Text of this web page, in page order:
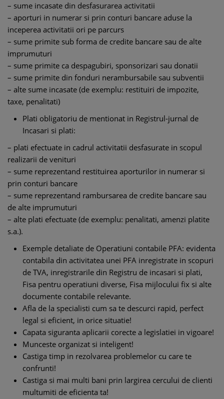
– sume incasate din desfasurarea activitatii
– aporturi in numerar si prin conturi bancare aduse la
inceperea activitatii ori pe parcurs
– sume primite sub forma de credite bancare sau de alte
imprumuturi
– sume primite ca despagubiri, sponsorizari sau donatii
– sume primite din fonduri nerambursabile sau subventii
– alte sume incasate (de exemplu: restituiri de impozite,
taxe, penalitati)
Plati obligatoriu de mentionat in Registrul-jurnal de
Incasari si plati:
– plati efectuate in cadrul activitatii desfasurate in scopul
realizarii de venituri
– sume reprezentand restituirea aporturilor in numerar si
prin conturi bancare
– sume reprezentand rambursarea de credite bancare sau
de alte imprumuturi
– alte plati efectuate (de exemplu: penalitati, amenzi platite
s.a.).
Exemple detaliate de Operatiuni contabile PFA: evidenta
contabila din activitatea unei PFA inregistrate in scopuri
de TVA, inregistrarile din Registru de incasari si plati,
Fisa pentru operatiuni diverse, Fisa mijlocului fix si alte
documente contabile relevante.
Afla de la specialisti cum sa te descurci rapid, perfect
legal si eficient, in orice situatie!
Capata siguranta aplicarii corecte a legislatiei in vigoare!
Munceste organizat si inteligent!
Castiga timp in rezolvarea problemelor cu care te
confrunti!
Castiga si mai multi bani prin largirea cercului de clienti
multumiti de eficienta ta!